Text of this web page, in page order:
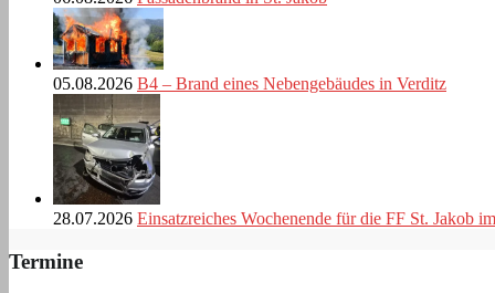
05.08.2026 B4 – Brand eines Nebengebäudes in Verditz
28.07.2026 Einsatzreiches Wochenende für die FF St. Jakob
Termine